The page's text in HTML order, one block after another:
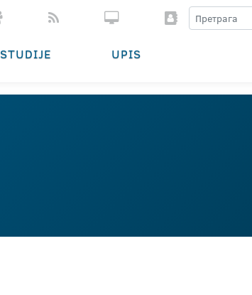
STUDIJE UPIS